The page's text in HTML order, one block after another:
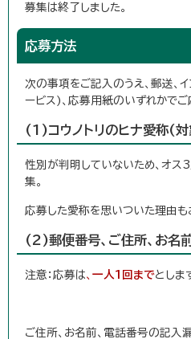
募集は終了しました。
応募方法
次の事項をご記入のうえ、郵送、
ービス)、応募用紙のいずれかでご
(1)コウノトリのヒナ愛称(対
性別が判明していないため、オス
集。
応募した愛称を思いついた理由も
(2)郵便番号、ご住所、お名
注意：応募は、 一人1回までとしま
ご住所、お名前、電話番号の記入